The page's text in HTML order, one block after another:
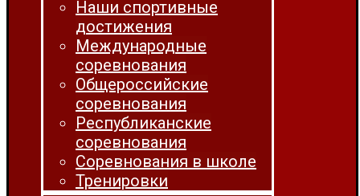
Наши спортивные
достижения
Международные
соревнования
Общероссийские
соревнования
Республиканские
соревнования
Соревнования в школе
Тренировки